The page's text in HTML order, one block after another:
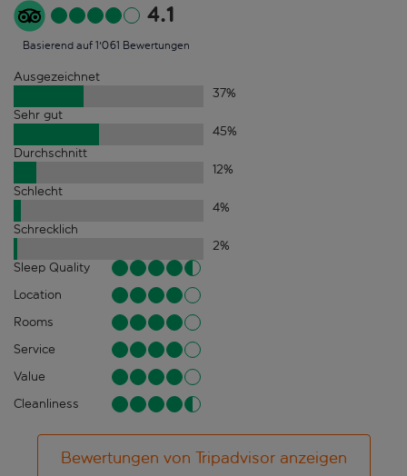
4.1
Basierend auf 1'061 Bewertungen
Ausgezeichnet
37%
Sehr gut
45%
Durchschnitt
12%
Schlecht
4%
Schrecklich
2%
Sleep Quality
Location
Rooms
Service
Value
Cleanliness
Bewertungen von Tripadvisor anzeigen